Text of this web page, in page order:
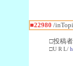
■22980 /
□投稿
□U R L/